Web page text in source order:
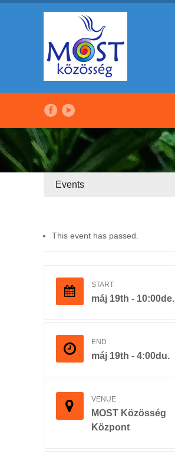
Events
This event has passed.
START
máj 19th - 10:00de.
END
máj 19th - 4:00du.
VENUE
MOST Közösség
Központ